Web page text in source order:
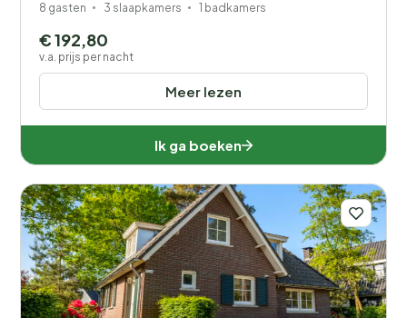
8 gasten 3 slaapkamers 1 badkamers
Meer lezen
€ 192,80
v.a. prijs per nacht
Ik ga boeken